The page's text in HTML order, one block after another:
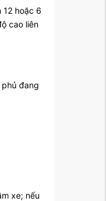
hoặc 6
cao liên
đang
xe; nếu